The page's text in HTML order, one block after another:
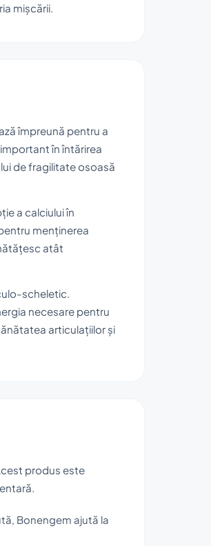
mișcării.
împreună pentru a
în întărirea
de fragilitate osoasă
a calciului în
menținerea
atât
scheletic.
necesare pentru
articulațiilor și
produs este
Bonengem ajută la